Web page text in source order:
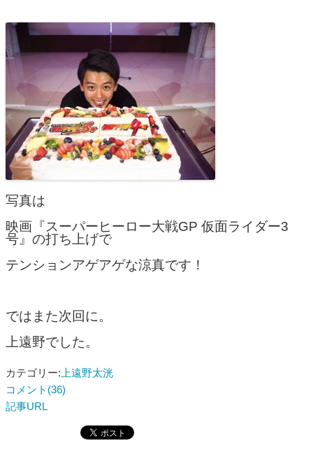
写真は
映画『スーパーヒーロー大戦GP 仮面ライダー3
号』の打ち上げで
テンションアゲアゲな涼真です！
ではまた次回に。
上遠野でした。
カテゴリー: 上遠野太洸
コメント(36)
記事URL